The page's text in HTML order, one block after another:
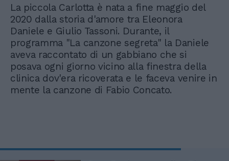
La piccola Carlotta è nata a fine maggio del
2020 dalla storia d'amore tra Eleonora
Daniele e Giulio Tassoni. Durante, il
programma "La canzone segreta" la Daniele
aveva raccontato di un gabbiano che si
posava ogni giorno vicino alla finestra della
clinica dov'era ricoverata e le faceva venire in
mente la canzone di Fabio Concato.